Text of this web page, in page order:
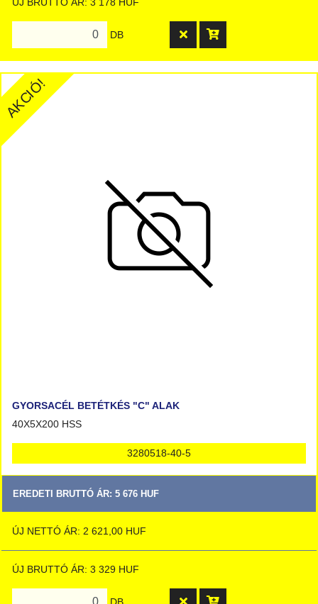
DB
GYORSACÉL BETÉTKÉS "C" ALAK
40X5X200 HSS
3280518-40-5
EREDETI BRUTTÓ ÁR: 5 676 HUF
ÚJ NETTÓ ÁR: 2 621,00 HUF
ÚJ BRUTTÓ ÁR: 3 329 HUF
DB